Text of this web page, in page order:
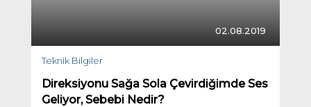
02.08.2019
Teknik Bilgiler
Direksiyonu Sağa Sola Çevirdiğimde Ses
Geliyor, Sebebi Nedir?